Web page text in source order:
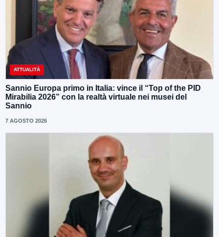
ATTUALITÀ
Sannio Europa primo in Italia: vince il “Top of the PID
Mirabilia 2026” con la realtà virtuale nei musei del
Sannio
7 AGOSTO 2026